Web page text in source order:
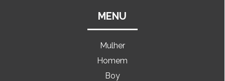
MENU
Mulher
Homem
Boy